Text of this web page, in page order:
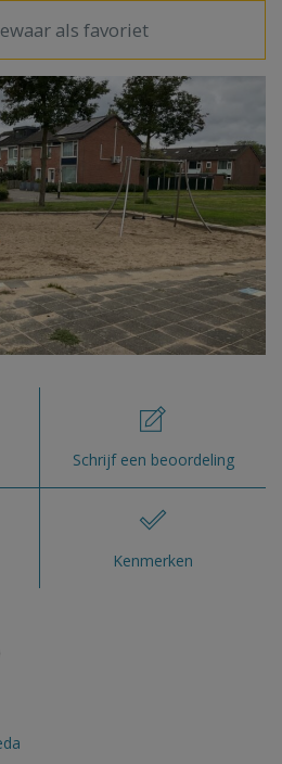
als favoriet
Schrijf een beoordeling
Kenmerken